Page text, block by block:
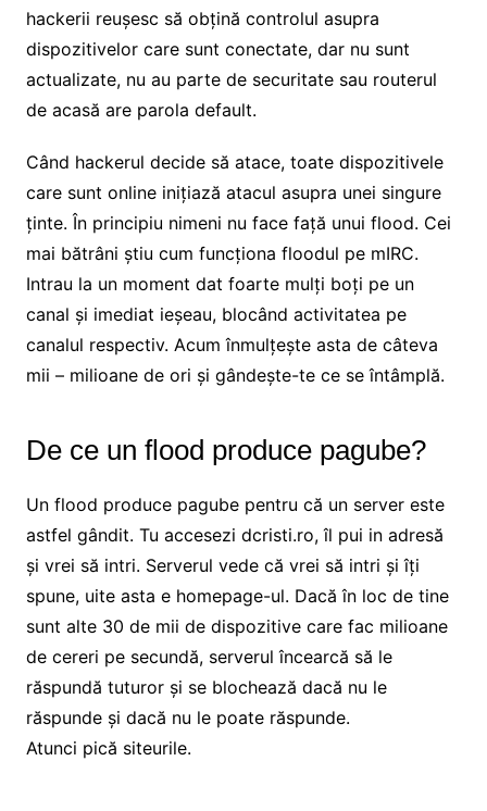
hackerii reușesc să obțină controlul asupra
dispozitivelor care sunt conectate, dar nu sunt
actualizate, nu au parte de securitate sau routerul
de acasă are parola default.
Când hackerul decide să atace, toate dispozitivele
care sunt online inițiază atacul asupra unei singure
ținte. În principiu nimeni nu face față unui flood. Cei
mai bătrâni știu cum funcționa floodul pe mIRC.
Intrau la un moment dat foarte mulți boți pe un
canal și imediat ieșeau, blocând activitatea pe
canalul respectiv. Acum înmulțește asta de câteva
mii – milioane de ori și gândește-te ce se întâmplă.
De ce un flood produce pagube?
Un flood produce pagube pentru că un server este
astfel gândit. Tu accesezi dcristi.ro, îl pui in adresă
și vrei să intri. Serverul vede că vrei să intri și îți
spune, uite asta e homepage-ul. Dacă în loc de tine
sunt alte 30 de mii de dispozitive care fac milioane
de cereri pe secundă, serverul încearcă să le
răspundă tuturor și se blochează dacă nu le
răspunde și dacă nu le poate răspunde.
Atunci pică siteurile.